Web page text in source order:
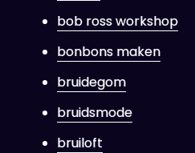
bob ross workshop
bonbons maken
bruidegom
bruidsmode
bruiloft